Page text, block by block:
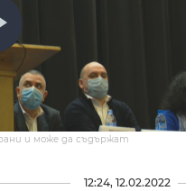
и може да съдържат
12:24, 12.02.2022